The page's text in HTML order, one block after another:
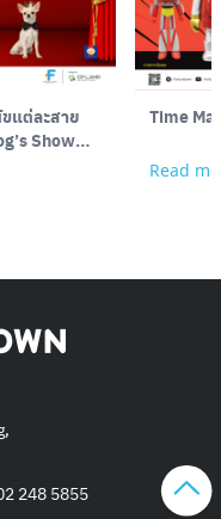
แต่ละสาย
Show
Time
Read
248 5855